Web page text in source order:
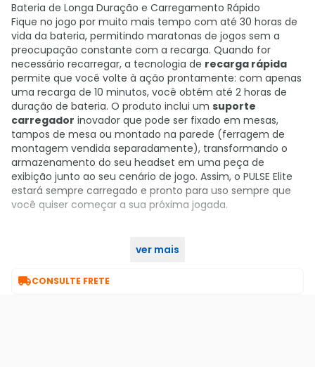
Bateria de Longa Duração e Carregamento Rápido
Fique no jogo por muito mais tempo com até 30 horas de
vida da bateria, permitindo maratonas de jogos sem a
preocupação constante com a recarga. Quando for
necessário recarregar, a tecnologia de recarga rápida
permite que você volte à ação prontamente: com apenas
uma recarga de 10 minutos, você obtém até 2 horas de
duração de bateria. O produto inclui um suporte
carregador inovador que pode ser fixado em mesas,
tampos de mesa ou montado na parede (ferragem de
montagem vendida separadamente), transformando o
armazenamento do seu headset em uma peça de
exibição junto ao seu cenário de jogo. Assim, o PULSE Elite
estará sempre carregado e pronto para uso sempre que
você quiser começar a sua próxima jogada.
Garanta o Headset PULSE Elite e viva o som como nunca
ver mais
CONSULTE FRETE